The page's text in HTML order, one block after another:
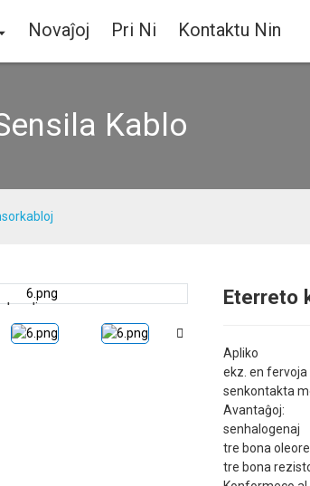
Novaĵoj Pri Ni Kontaktu Nin
Kablo
Loading...
Loading... Eterreto
Apliko
ekz. en fervoja
senkontakta
Avantaĝoj:
senhalogenaj
tre bona
tre bona